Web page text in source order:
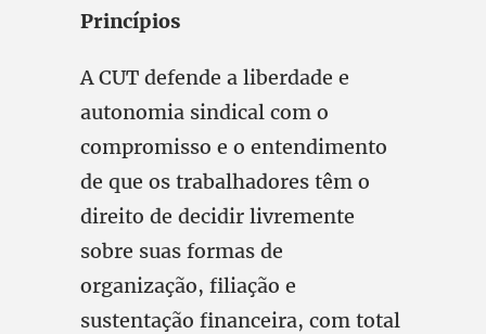
Princípios
A CUT defende a liberdade e
autonomia sindical com o
compromisso e o entendimento
de que os trabalhadores têm o
direito de decidir livremente
sobre suas formas de
organização, filiação e
sustentação financeira, com total